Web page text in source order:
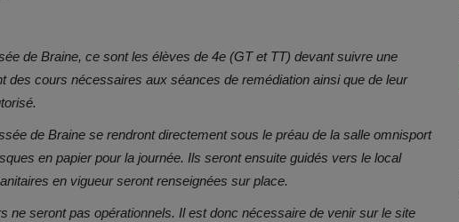
de Braine, ce sont les élèves de 4e (GT et TT) devant suivre une
des cours nécessaires aux séances de remédiation ainsi que de leur
de Braine se rendront directement sous le préau de la salle omnisport
en papier pour la journée. Ils seront ensuite guidés vers le local
en vigueur seront renseignées sur place.
ne seront pas opérationnels. Il est donc nécessaire de venir sur le site